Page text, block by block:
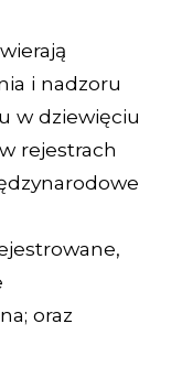
i nadzoru
w dziewięciu
rejestrach
oraz